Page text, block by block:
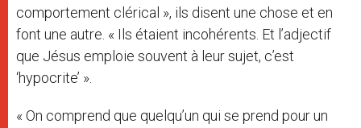
comportement clérical », ils disent une chose et en
font une autre. « Ils étaient incohérents. Et l’adjectif
que Jésus emploie souvent à leur sujet, c’est
‘hypocrite’ ».
« On comprend que quelqu’un qui se prend pour un